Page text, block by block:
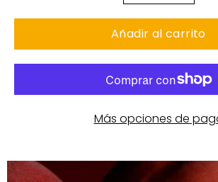
Añadir al carrito
Más opciones de